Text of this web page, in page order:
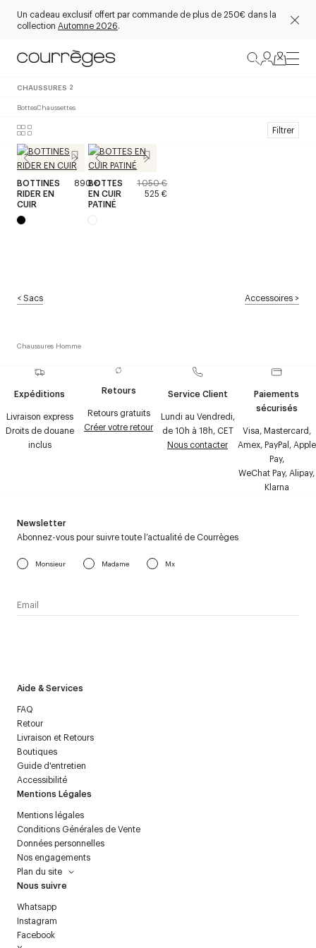
Un cadeau exclusif offert par commande de plus de 250€ dans la
collection Automne 2026.
CHAUSSURES 2
BottesChaussettes
Filtrer
BOTTINES
RIDER EN
CUIR
890 €BOTTES
EN CUIR
PATINÉ
1 050 €
525 €
<Sacs Accessoires >
Chaussures Homme
Expéditions
Livraison express
Droits de douane
inclus
Retours
Retours gratuits
Créer votre retour
Service Client
Lundi au Vendredi,
de 10h à 18h, CET
Nous contacter
Paiements
sécurisés
Visa, Mastercard,
Amex, PayPal, Apple
Pay,
WeChat Pay, Alipay,
Klarna
Aide & Services
FAQ
Retour
Livraison et Retours
Boutiques
Guide d'entretien
Accessibilité
Mentions Légales
Mentions légales
Conditions Générales de Vente
Données personnelles
Nos engagements
Plan du site
Nous suivre
Whatsapp
Instagram
Facebook
Newsletter
Abonnez-vous pour suivre toute l’actualité de Courrèges
Monsieur Madame Mx